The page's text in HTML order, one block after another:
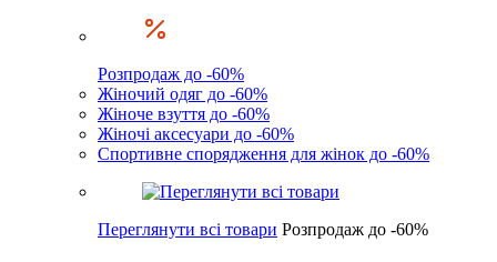
Розпродаж до -60%
Жіночий одяг до -60%
Жіноче взуття до -60%
Жіночі аксесуари до -60%
Спортивне спорядження для жінок до -60%
Переглянути всі товари Розпродаж до -60%